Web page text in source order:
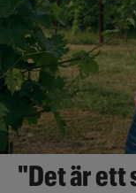
"Det är ett